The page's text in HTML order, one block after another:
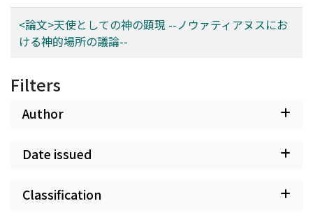
<論文>天使としての神の顕現 --ノウァティアヌスにお
ける神的場所の議論--
Filters
Author
Date issued
Classification